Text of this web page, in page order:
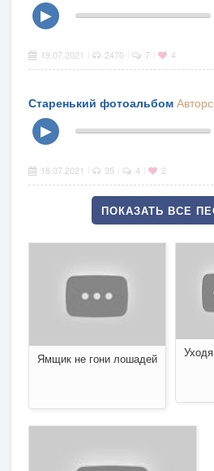
▶
19.07.2021 2470 7 4
Старенький фотоальбом
▶
18.07.2021 35 4 2
ПОКАЗАТЬ ВСЕ
Ямщик не гони лошадей